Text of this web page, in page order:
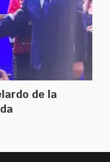
de la